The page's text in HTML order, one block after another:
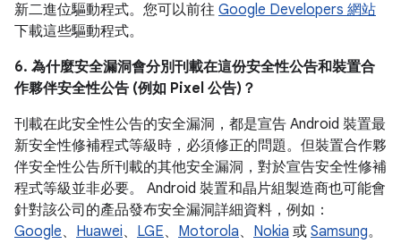
新二進位驅動程式。您可以前往 Google Developers 網站
下載這些驅動程式。
6. 為什麼安全漏洞會分別刊載在這份安全性公告和裝置合
作夥伴安全性公告 (例如 Pixel 公告)？
刊載在此安全性公告的安全漏洞，都是宣告 Android 裝置最
新安全性修補程式等級時，必須修正的問題。但裝置合作夥
伴安全性公告所刊載的其他安全漏洞，對於宣告安全性修補
程式等級並非必要。 Android 裝置和晶片組製造商也可能會
針對該公司的產品發布安全漏洞詳細資料，例如：
Google、 Huawei、 LGE、 Motorola、 Nokia 或 Samsung。